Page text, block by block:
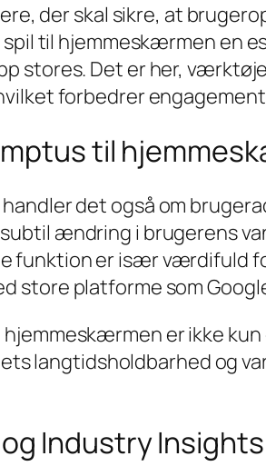
der skal sikre, at
til hjemmeskærmen en
stores. Det er her,
forbedrer
til
det også om
ændring i brugerens
funktion er især værdifuld
store platforme som
er ikke
langtidsholdbarhed og
Industry Insights